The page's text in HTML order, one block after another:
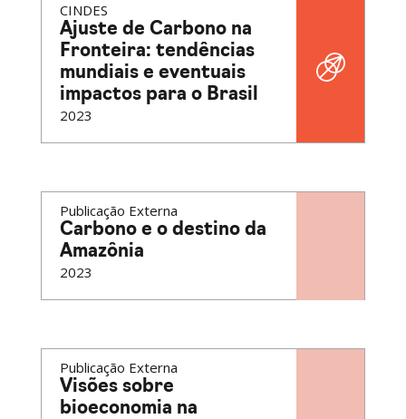
CINDES
Ajuste de Carbono na
Fronteira: tendências
mundiais e eventuais
impactos para o Brasil
2023
Publicação Externa
Carbono e o destino da
Amazônia
2023
Publicação Externa
Visões sobre
bioeconomia na